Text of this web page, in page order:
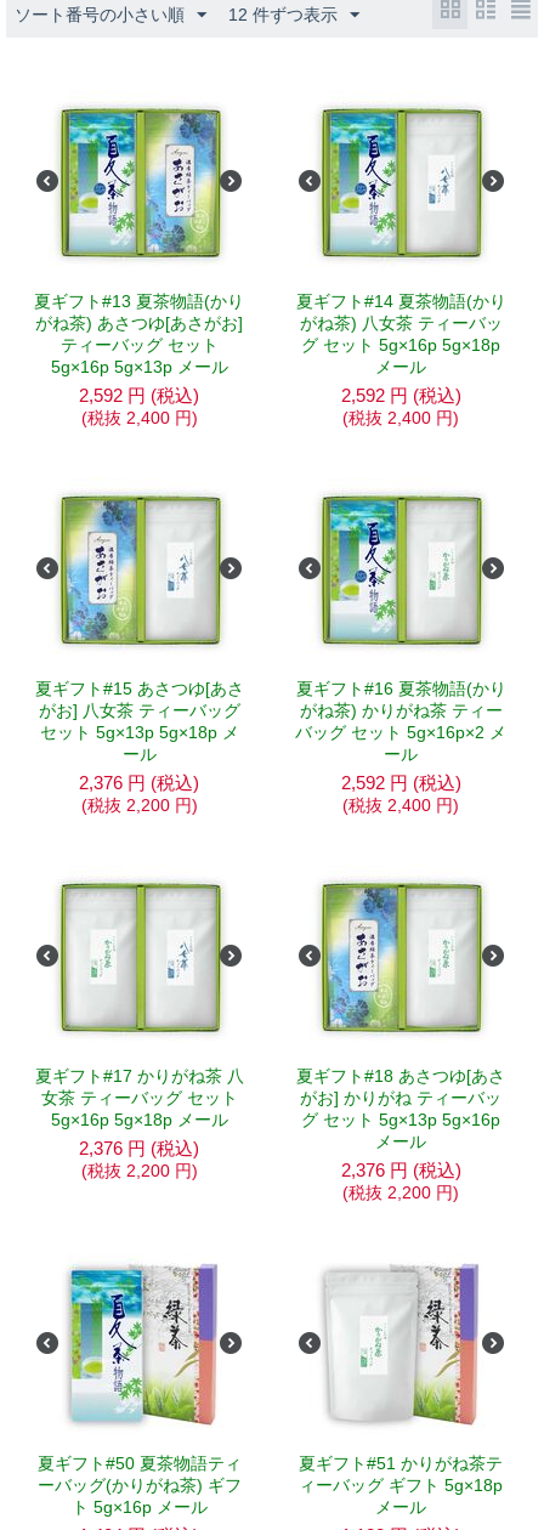
ソート番号の小さい順 12 件ずつ表示
夏ギフト#13 夏茶物語(かり
がね茶) あさつゆ[あさがお]
ティーバッグ セット
5g×16p 5g×13p メール
2,592 円 (税込)
(税抜 2,400 円)
夏ギフト#14 夏茶物語(かり
がね茶) 八女茶 ティーバッ
グ セット 5g×16p 5g×18p
メール
2,592 円 (税込)
(税抜 2,400 円)
夏ギフト#15 あさつゆ[あさ
がお] 八女茶 ティーバッグ
セット 5g×13p 5g×18p メ
ール
2,376 円 (税込)
(税抜 2,200 円)
夏ギフト#16 夏茶物語(かり
がね茶) かりがね茶 ティー
バッグ セット 5g×16p×2 メ
ール
2,592 円 (税込)
(税抜 2,400 円)
夏ギフト#17 かりがね茶 八
女茶 ティーバッグ セット
5g×16p 5g×18p メール
2,376 円 (税込)
(税抜 2,200 円)
夏ギフト#18 あさつゆ[あさ
がお] かりがね ティーバッ
グ セット 5g×13p 5g×16p
メール
2,376 円 (税込)
(税抜 2,200 円)
夏ギフト#50 夏茶物語ティ
ーバッグ(かりがね茶) ギフ
ト 5g×16p メール
夏ギフト#51 かりがね茶テ
ィーバッグ ギフト 5g×18p
メール